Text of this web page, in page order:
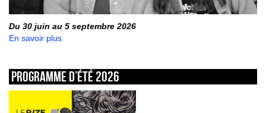
Du 30 juin au 5 septembre 2026
En savoir plus
Programme d’été 2026